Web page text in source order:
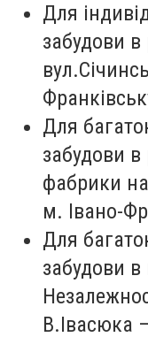
Для
забудови в
Для
забудови в
фабрики
м. Івано-
Для
забудови
В.Івасюка